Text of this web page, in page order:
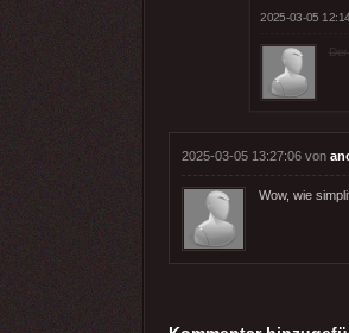
2025-03-05
2025-03-05 13:27:06 von
Wow, wie